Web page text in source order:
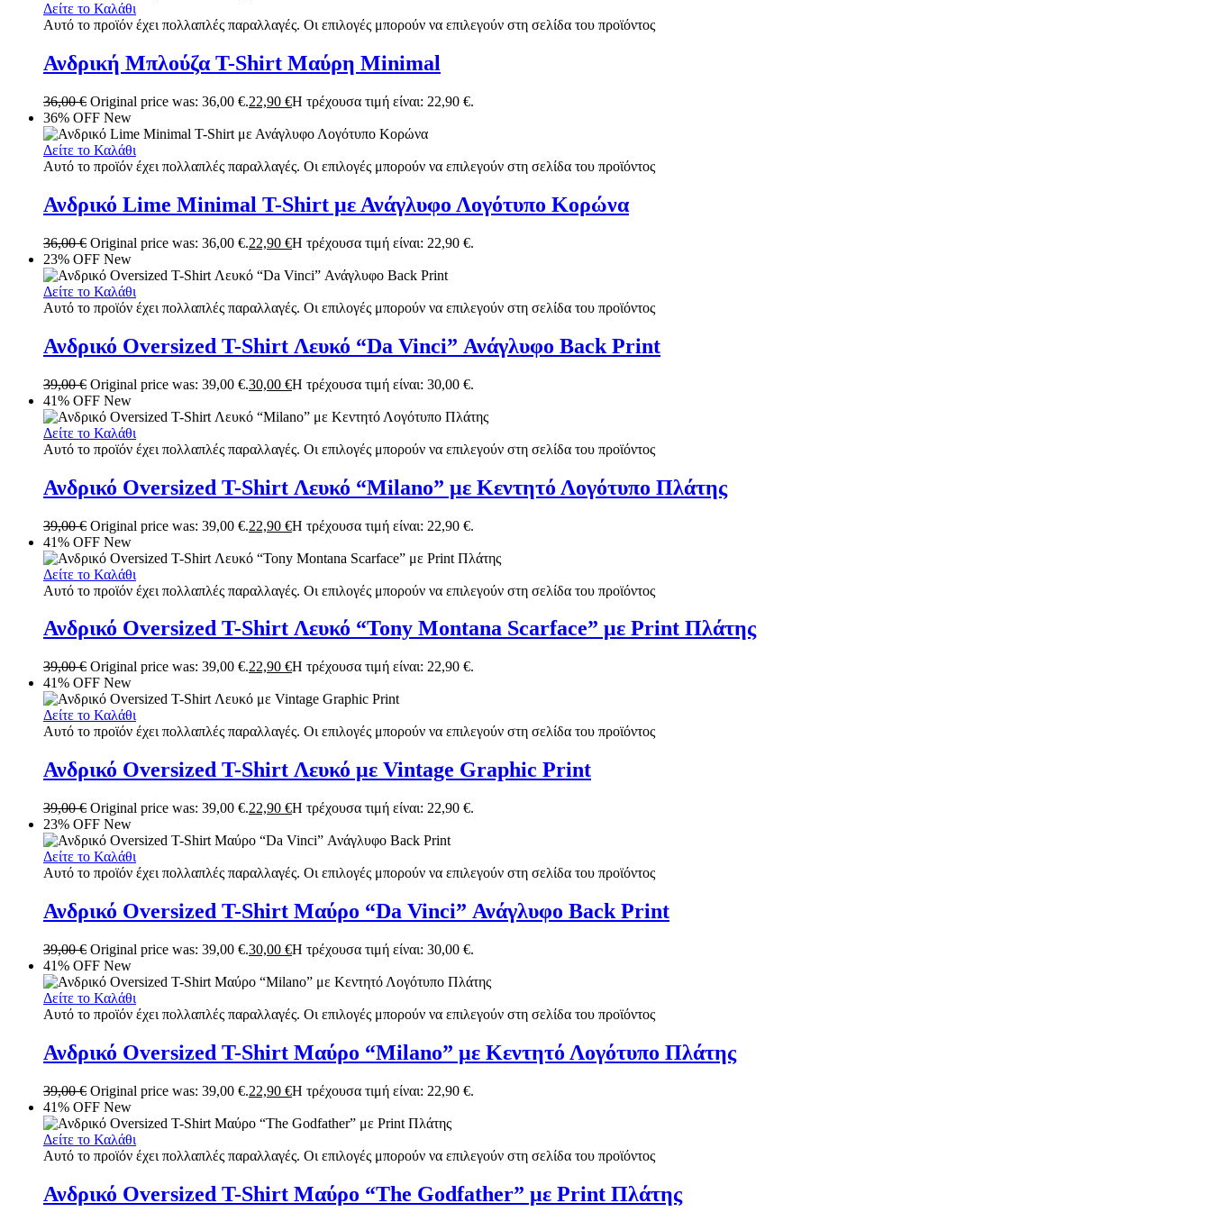
Δείτε το Καλάθι
Αυτό το προϊόν έχει πολλαπλές παραλλαγές. Οι επιλογές μπορούν να επιλεγούν στη σελίδα του προϊόντος
Ανδρική Μπλούζα T-Shirt Μαύρη Minimal
36,00€ Original price was: 36,00 €.22,90 €Η τρέχουσα τιμή είναι: 22,90 €.
36% OFF New
Δείτε το Καλάθι
Αυτό το προϊόν έχει πολλαπλές παραλλαγές. Οι επιλογές μπορούν να επιλεγούν στη σελίδα του προϊόντος
Ανδρικό Lime Minimal T-Shirt με Ανάγλυφο Λογότυπο Κορώνα
36,00€ Original price was: 36,00 €.22,90 €Η τρέχουσα τιμή είναι: 22,90 €.
23% OFF New
Δείτε το Καλάθι
Αυτό το προϊόν έχει πολλαπλές παραλλαγές. Οι επιλογές μπορούν να επιλεγούν στη σελίδα του προϊόντος
Ανδρικό Oversized T-Shirt Λευκό “Da Vinci” Ανάγλυφο Back Print
39,00€ Original price was: 39,00 €.30,00 €Η τρέχουσα τιμή είναι: 30,00 €.
41% OFF New
Δείτε το Καλάθι
Αυτό το προϊόν έχει πολλαπλές παραλλαγές. Οι επιλογές μπορούν να επιλεγούν στη σελίδα του προϊόντος
Ανδρικό Oversized T-Shirt Λευκό “Milano” με Κεντητό Λογότυπο Πλάτης
39,00€ Original price was: 39,00 €.22,90 €Η τρέχουσα τιμή είναι: 22,90 €.
41% OFF New
Δείτε το Καλάθι
Αυτό το προϊόν έχει πολλαπλές παραλλαγές. Οι επιλογές μπορούν να επιλεγούν στη σελίδα του προϊόντος
Ανδρικό Oversized T-Shirt Λευκό “Tony Montana Scarface” με Print Πλάτης
39,00€ Original price was: 39,00 €.22,90 €Η τρέχουσα τιμή είναι: 22,90 €.
41% OFF New
Δείτε το Καλάθι
Αυτό το προϊόν έχει πολλαπλές παραλλαγές. Οι επιλογές μπορούν να επιλεγούν στη σελίδα του προϊόντος
Ανδρικό Oversized T-Shirt Λευκό με Vintage Graphic Print
39,00€ Original price was: 39,00 €.22,90 €Η τρέχουσα τιμή είναι: 22,90 €.
23% OFF New
Δείτε το Καλάθι
Αυτό το προϊόν έχει πολλαπλές παραλλαγές. Οι επιλογές μπορούν να επιλεγούν στη σελίδα του προϊόντος
Ανδρικό Oversized T-Shirt Μαύρο “Da Vinci” Ανάγλυφο Back Print
39,00€ Original price was: 39,00 €.30,00 €Η τρέχουσα τιμή είναι: 30,00 €.
41% OFF New
Δείτε το Καλάθι
Αυτό το προϊόν έχει πολλαπλές παραλλαγές. Οι επιλογές μπορούν να επιλεγούν στη σελίδα του προϊόντος
Ανδρικό Oversized T-Shirt Μαύρο “Milano” με Κεντητό Λογότυπο Πλάτης
39,00€ Original price was: 39,00 €.22,90 €Η τρέχουσα τιμή είναι: 22,90 €.
41% OFF New
Δείτε το Καλάθι
Αυτό το προϊόν έχει πολλαπλές παραλλαγές. Οι επιλογές μπορούν να επιλεγούν στη σελίδα του προϊόντος
Ανδρικό Oversized T-Shirt Μαύρο “The Godfather” με Print Πλάτης